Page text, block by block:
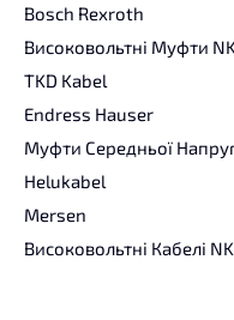
Bosch Rexroth
Високовольтні Муфти
TKD Kabel
Endress Hauser
Муфти Середньої
Helukabel
Mersen
Високовольтні Кабелі